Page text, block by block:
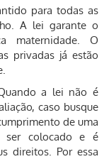
para todas as
A lei garante o
maternidade. O
privadas já estão
a lei não é
caso busque
de uma
ser colocado e é
direitos. Por essa